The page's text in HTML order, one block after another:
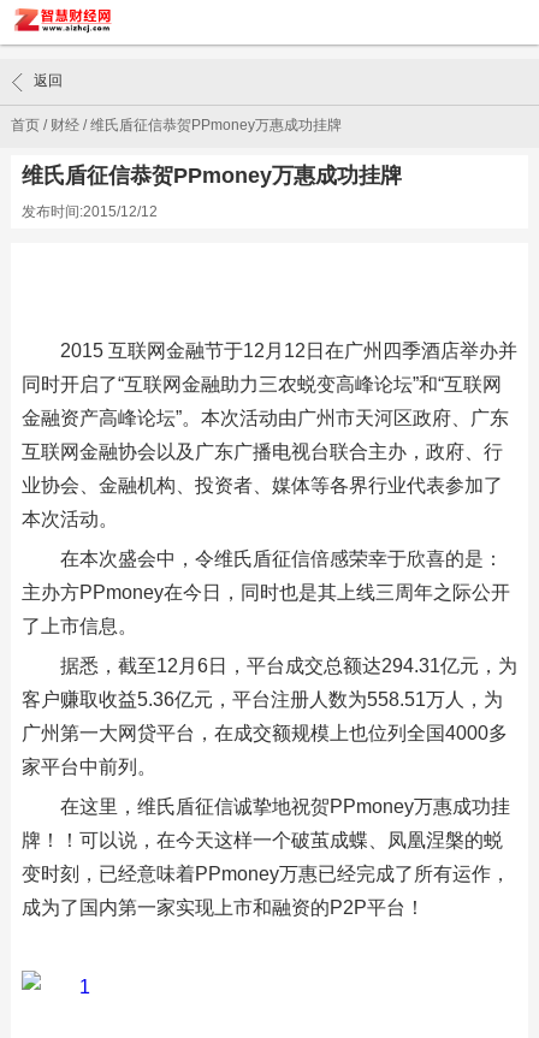
首页/ 财经/维氏盾征信恭贺PPmoney万惠成功挂牌
返回
维氏盾征信恭贺PPmoney万惠成功挂牌
发布时间:2015/12/12
2015 互联网金融节于12月12日在广州四季酒店举办并
同时开启了“互联网金融助力三农蜕变高峰论坛”和“互联网
金融资产高峰论坛”。本次活动由广州市天河区政府、广东
互联网金融协会以及广东广播电视台联合主办，政府、行
业协会、金融机构、投资者、媒体等各界行业代表参加了
本次活动。
在本次盛会中，令维氏盾征信倍感荣幸于欣喜的是：
主办方PPmoney在今日，同时也是其上线三周年之际公开
了上市信息。
据悉，截至12月6日，平台成交总额达294.31亿元，为
客户赚取收益5.36亿元，平台注册人数为558.51万人，为
广州第一大网贷平台，在成交额规模上也位列全国4000多
家平台中前列。
在这里，维氏盾征信诚挚地祝贺PPmoney万惠成功挂
牌！！可以说，在今天这样一个破茧成蝶、凤凰涅槃的蜕
变时刻，已经意味着PPmoney万惠已经完成了所有运作，
成为了国内第一家实现上市和融资的P2P平台！